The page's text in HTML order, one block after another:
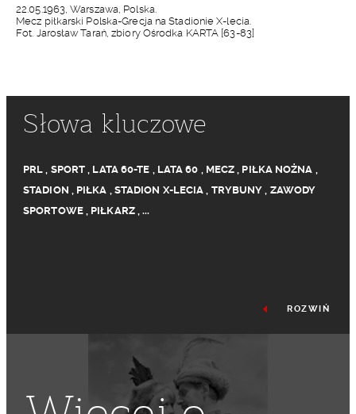
22.05.1963, Warszawa, Polska.
Mecz piłkarski Polska-Grecja na Stadionie X-lecia.
Fot. Jarosław Tarań, zbiory Ośrodka KARTA [63-83]
Słowa kluczowe
PRL , SPORT , LATA 60-TE , LATA 60 , MECZ , PIŁKA NOŻNA ,
STADION , PIŁKA , STADION X-LECIA , TRYBUNY , ZAWODY
SPORTOWE, PIŁKARZ,...
ROZWIŃ